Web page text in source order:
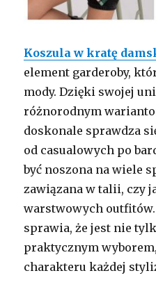
Koszula w kratę
element garderoby,
mody. Dzięki swojej
różnorodnym
doskonale sprawdza
od casualowych po
być noszona na wiele
zawiązana w talii, czy
warstwowych
sprawia, że jest nie
praktycznym
charakteru każdej